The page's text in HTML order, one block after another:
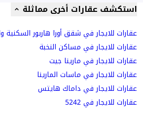
استكشف عقارات أخرى مماثلة
عقارات للايجار في شقق أورا هاربور السكنية
عقارات للايجار في مساكن النخبة
عقارات للايجار في مارينا جيت
عقارات للايجار في ماسات المارينا
عقارات للايجار في داماك هايتس
عقارات للايجار في 5242